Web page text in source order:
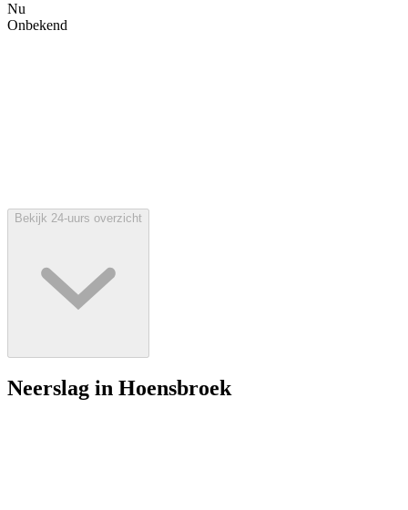
Nu
Onbekend
Bekijk 24-uurs overzicht
Neerslag in Hoensbroek